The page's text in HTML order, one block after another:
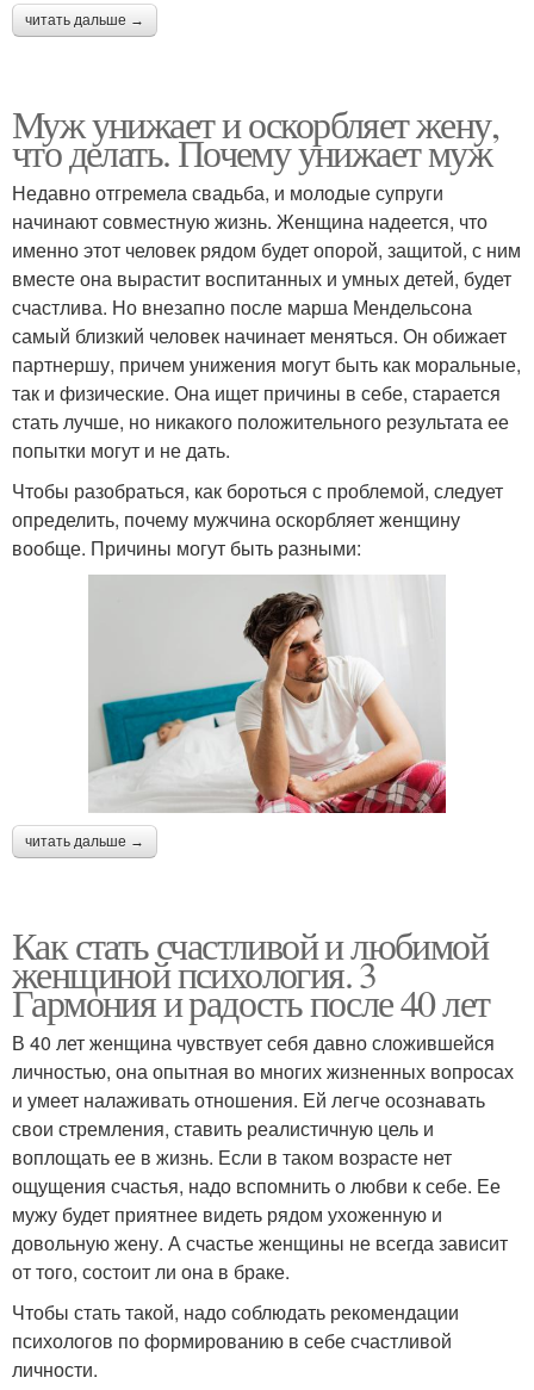
читать дальше →
Муж унижает и оскорбляет жену,
что делать. Почему унижает муж
Недавно отгремела свадьба, и молодые супруги
начинают совместную жизнь. Женщина надеется, что
именно этот человек рядом будет опорой, защитой, с ним
вместе она вырастит воспитанных и умных детей, будет
счастлива. Но внезапно после марша Мендельсона
самый близкий человек начинает меняться. Он обижает
партнершу, причем унижения могут быть как моральные,
так и физические. Она ищет причины в себе, старается
стать лучше, но никакого положительного результата ее
попытки могут и не дать.
Чтобы разобраться, как бороться с проблемой, следует
определить, почему мужчина оскорбляет женщину
вообще. Причины могут быть разными:
читать дальше →
Как стать счастливой и любимой
женщиной психология. 3
Гармония и радость после 40 лет
В 40 лет женщина чувствует себя давно сложившейся
личностью, она опытная во многих жизненных вопросах
и умеет налаживать отношения. Ей легче осознавать
свои стремления, ставить реалистичную цель и
воплощать ее в жизнь. Если в таком возрасте нет
ощущения счастья, надо вспомнить о любви к себе. Ее
мужу будет приятнее видеть рядом ухоженную и
довольную жену. А счастье женщины не всегда зависит
от того, состоит ли она в браке.
Чтобы стать такой, надо соблюдать рекомендации
психологов по формированию в себе счастливой
личности.